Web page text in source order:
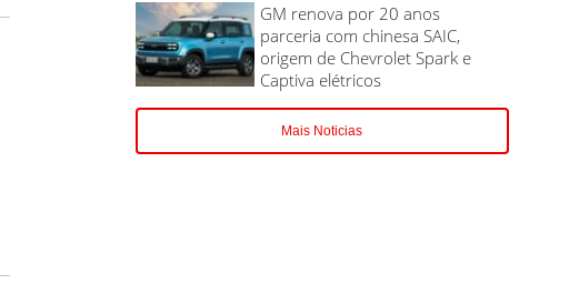
GM renova por 20 anos
parceria com chinesa SAIC,
origem de Chevrolet Spark e
Captiva elétricos
Mais Noticias